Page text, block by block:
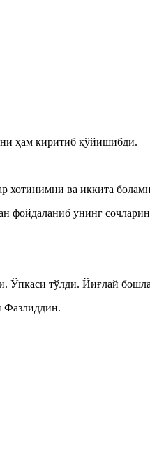
ҳам киритиб қўйишибди.
ва иккита
фойдаланиб унинг
Ўпкаси тўлди. Йиғлай
Фазлиддин.